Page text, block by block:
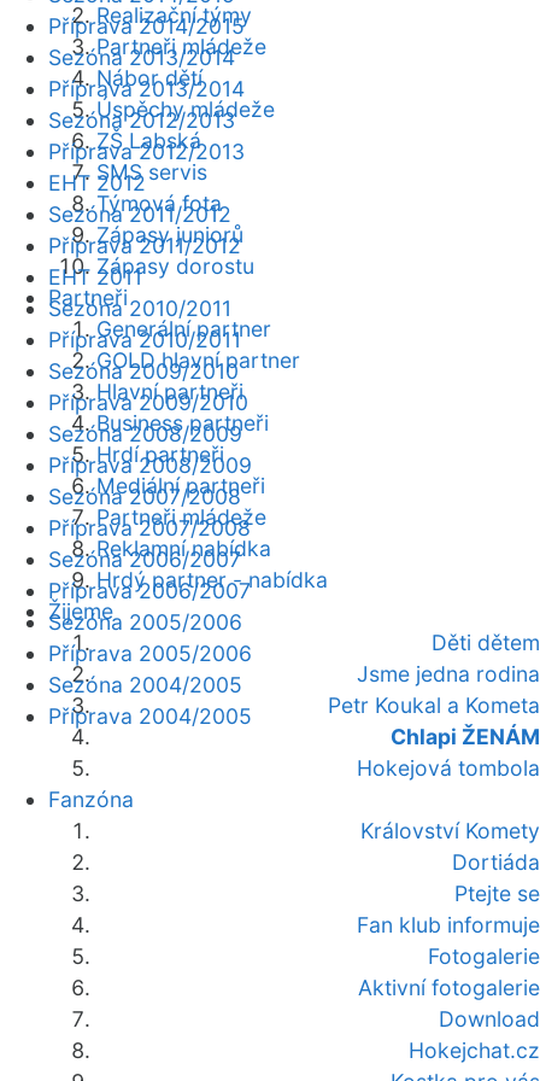
Realizační týmy
Partneři mládeže
Nábor dětí
Úspěchy mládeže
ZŠ Labská
SMS servis
Týmová fota
Zápasy juniorů
Zápasy dorostu
Partneři
Generální partner
GOLD hlavní partner
Hlavní partneři
Business partneři
Hrdí partneři
Mediální partneři
Partneři mládeže
Reklamní nabídka
Hrdý partner - nabídka
Žijeme
Děti dětem
Jsme jedna rodina
Petr Koukal a Kometa
Chlapi ŽENÁM
Hokejová tombola
Fanzóna
Království Komety
Dortiáda
Ptejte se
Fan klub informuje
Fotogalerie
Aktivní fotogalerie
Download
Hokejchat.cz
Příprava 2014/2015
Sezóna 2013/2014
Příprava 2013/2014
Sezóna 2012/2013
Příprava 2012/2013
EHT 2012
Sezóna 2011/2012
Příprava 2011/2012
EHT 2011
Sezóna 2010/2011
Příprava 2010/2011
Sezóna 2009/2010
Příprava 2009/2010
Sezóna 2008/2009
Příprava 2008/2009
Sezóna 2007/2008
Příprava 2007/2008
Sezóna 2006/2007
Příprava 2006/2007
Sezóna 2005/2006
Příprava 2005/2006
Sezóna 2004/2005
Příprava 2004/2005